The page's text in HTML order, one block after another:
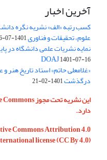
آخرین اخبار
کسب رتبه «الف» نشریه نگره
علوم، تحقیقات و فناوری1401-07-16
نمایه نشریات علمی دانشگاه در
DOAJ1401-07-16
«غلامعلی حاتم» استاد تاریخ
درگذشت1401-02-21
دارد.
Commons Attribution 4.0
license (CC By 4.0).